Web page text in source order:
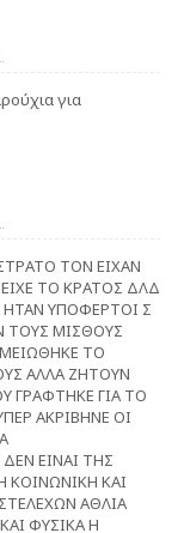
για
ΤΟΝ ΕΙΧΑΝ
ΤΟ ΚΡΑΤΟΣ ΔΛΔ
ΗΤΑΝ ΥΠΟΦΕΡΤΟΙ Σ
ΤΟΥΣ ΜΙΣΘΟΥΣ
ΤΟ
ΑΛΛΑ ΖΗΤΟΥΝ
ΓΡΑΦΤΗΚΕ ΓΙΑ ΤΟ
ΑΚΡΙΒΗΝΕ ΟΙ
ΕΙΝΑΙ ΤΗΣ
ΚΟΙΝΩΝΙΚΗ ΚΑΙ
ΑΘΛΙΑ
ΦΥΣΙΚΑ Η